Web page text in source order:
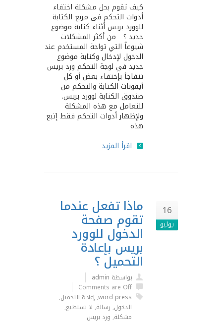
كيف تقوم بحل مشكلة اختفاء
أدوات التحكم فى مربع الكتابة
للوورد بريس أثناء كتابة موضوع
جديد ؟ من أكثر المشكلات
شيوعاُ التي تواجة المستخدم عند
الدخول لإدخال وكتابة موضوع
جديد في لوجة التحكم ورد بريس
تتفاجأ بإختفاء بعض أو كل
أيقونات الكتابة والتحكم من
صندوق الكتابة لوورد بريس.
للتعامل مع هذه المشكلة
ولإظهار أدوات التحكم فقط إتبع
هذه
اقرأ المزيد
16
يوليو
ماذا تفعل عندما
تقوم صفحة
الدخول للوورد
بريس بإعادة
التحميل ؟
بواسطة admin
Comments are Off
word press
,إعادة التحميل,
الدخول, رسالة, لا تستطيع,
مشكلة, ورد بريس